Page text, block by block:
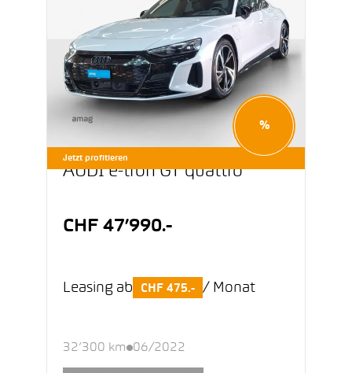
Jetzt profitieren
%
AUDI e-tron GT quattro
CHF 47’990.-
Leasing ab CHF 475.- / Monat
32’300 km 06/2022